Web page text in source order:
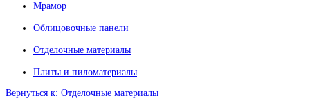
Мрамор
Облицовочные панели
Отделочные материалы
Плиты и пиломатериалы
Вернуться к: Отделочные материалы